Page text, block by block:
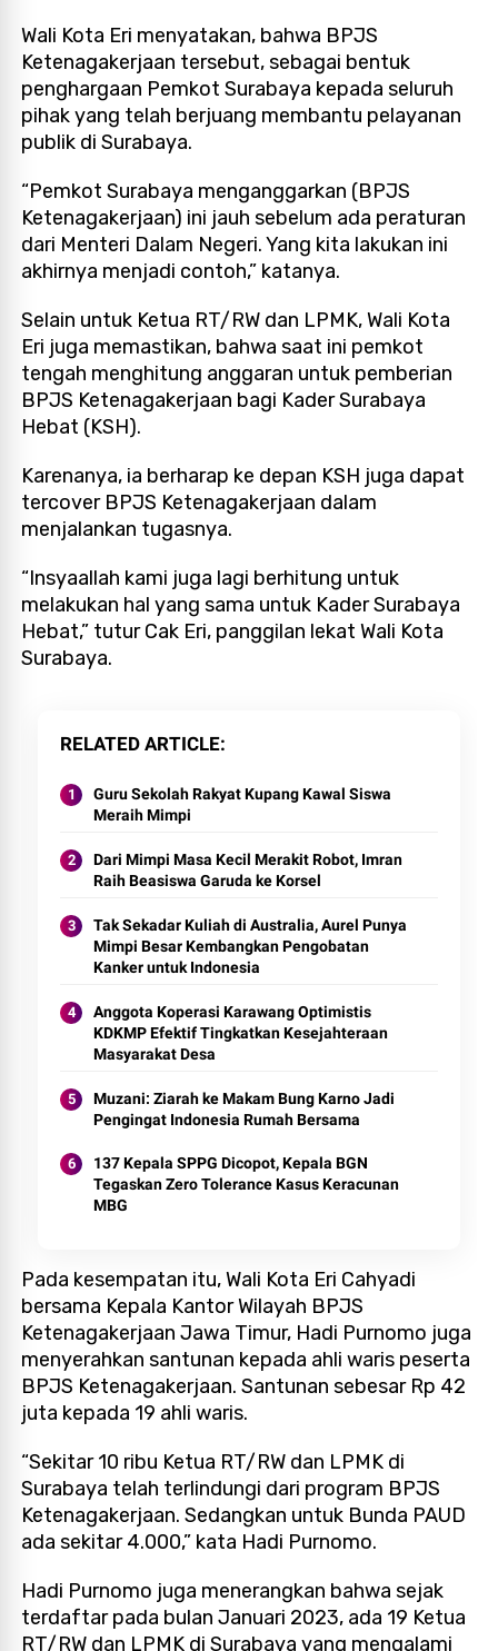
Wali Kota Eri menyatakan, bahwa BPJS
Ketenagakerjaan tersebut, sebagai bentuk
penghargaan Pemkot Surabaya kepada seluruh
pihak yang telah berjuang membantu pelayanan
publik di Surabaya.
“Pemkot Surabaya menganggarkan (BPJS
Ketenagakerjaan) ini jauh sebelum ada peraturan
dari Menteri Dalam Negeri. Yang kita lakukan ini
akhirnya menjadi contoh,” katanya.
Selain untuk Ketua RT/RW dan LPMK, Wali Kota
Eri juga memastikan, bahwa saat ini pemkot
tengah menghitung anggaran untuk pemberian
BPJS Ketenagakerjaan bagi Kader Surabaya
Hebat (KSH).
Karenanya, ia berharap ke depan KSH juga dapat
tercover BPJS Ketenagakerjaan dalam
menjalankan tugasnya.
“Insyaallah kami juga lagi berhitung untuk
melakukan hal yang sama untuk Kader Surabaya
Hebat,” tutur Cak Eri, panggilan lekat Wali Kota
Surabaya.
RELATED ARTICLE
Guru Sekolah Rakyat Kupang Kawal Siswa
Meraih Mimpi
Dari Mimpi Masa Kecil Merakit Robot, Imran
Raih Beasiswa Garuda ke Korsel
Tak Sekadar Kuliah di Australia, Aurel Punya
Mimpi Besar Kembangkan Pengobatan
Kanker untuk Indonesia
Anggota Koperasi Karawang Optimistis
KDKMP Efektif Tingkatkan Kesejahteraan
Masyarakat Desa
Muzani: Ziarah ke Makam Bung Karno Jadi
Pengingat Indonesia Rumah Bersama
137 Kepala SPPG Dicopot, Kepala BGN
Tegaskan Zero Tolerance Kasus Keracunan
MBG
Pada kesempatan itu, Wali Kota Eri Cahyadi
bersama Kepala Kantor Wilayah BPJS
Ketenagakerjaan Jawa Timur, Hadi Purnomo juga
menyerahkan santunan kepada ahli waris peserta
BPJS Ketenagakerjaan. Santunan sebesar Rp 42
juta kepada 19 ahli waris.
“Sekitar 10 ribu Ketua RT/RW dan LPMK di
Surabaya telah terlindungi dari program BPJS
Ketenagakerjaan. Sedangkan untuk Bunda PAUD
ada sekitar 4.000,” kata Hadi Purnomo.
Hadi Purnomo juga menerangkan bahwa sejak
terdaftar pada bulan Januari 2023, ada 19 Ketua
RT/RW dan LPMK di Surabaya yang mengalami